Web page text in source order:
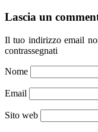
Lascia un
Il tuo indirizzo email
contrassegnati
Nome
Email
Sito web